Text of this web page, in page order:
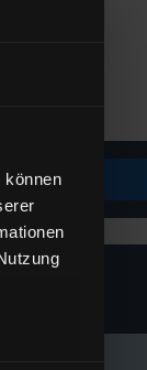
können